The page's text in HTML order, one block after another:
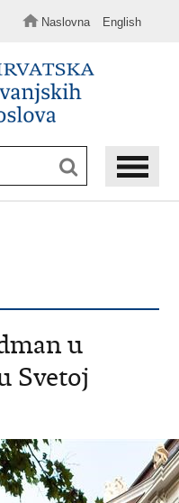
Naslovna English
u
Svetoj